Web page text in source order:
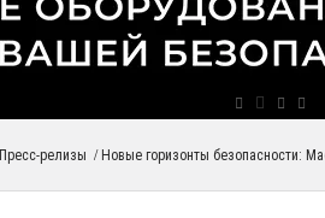
Пресс-релизы / Новые горизонты безопасности: